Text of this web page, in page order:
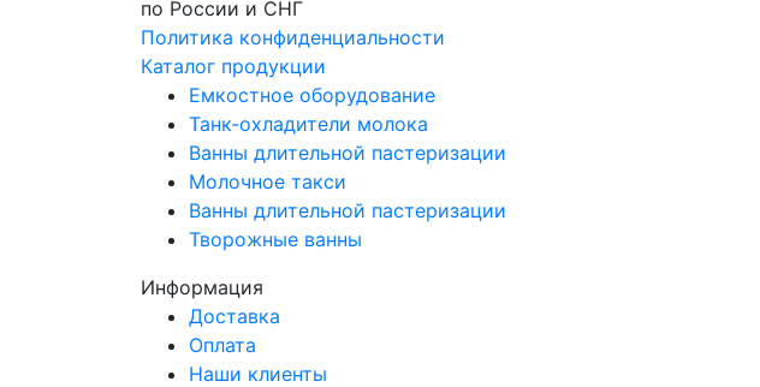
по России и СНГ
Политика конфиденциальности
Каталог продукции
Емкостное оборудование
Танк-охладители молока
Ванны длительной пастеризации
Молочное такси
Ванны длительной пастеризации
Творожные ванны
Информация
Доставка
Оплата
Наши клиенты